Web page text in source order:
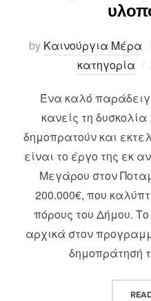
by Καινούργια Μέρα
κατηγορία
Ένα καλό
κανείς τη
δημοπρατούν και
είναι το έργο της εκ
Μεγάρου στον
200.000€, που
πόρους του Δήμου.
αρχικά στον
δημοπράτησή